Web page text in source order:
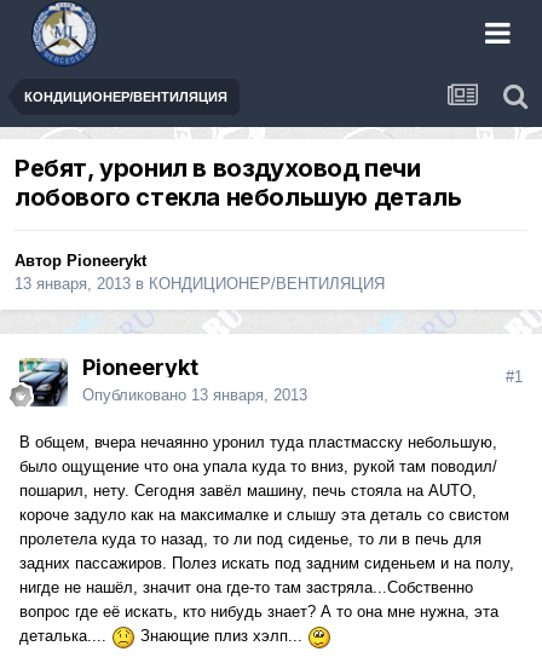
КОНДИЦИОНЕР/ВЕНТИЛЯЦИЯ
Ребят, уронил в воздуховод печи
лобового стекла небольшую деталь
Автор Pioneerykt
13 января, 2013 в КОНДИЦИОНЕР/ВЕНТИЛЯЦИЯ
Pioneerykt
Опубликовано 13 января, 2013
#1
В общем, вчера нечаянно уронил туда пластмасску небольшую,
было ощущение что она упала куда то вниз, рукой там поводил/
пошарил, нету. Сегодня завёл машину, печь стояла на AUTO,
короче задуло как на максималке и слышу эта деталь со свистом
пролетела куда то назад, то ли под сиденье, то ли в печь для
задних пассажиров. Полез искать под задним сиденьем и на полу,
нигде не нашёл, значит она где-то там застряла...Собственно
вопрос где её искать, кто нибудь знает? А то она мне нужна, эта
деталька....
Знающие плиз хэлп...